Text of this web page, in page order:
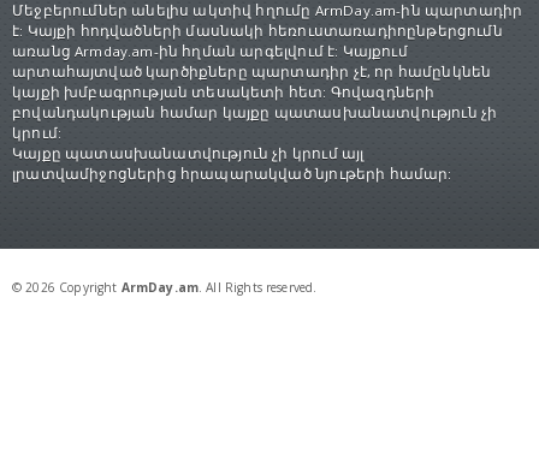
Մեջբերումներ անելիս ակտիվ հղումը ArmDay.am-ին պարտադիր
է: Կայքի հոդվածների մասնակի հեռուստառադիոընթերցումն
առանց Armday.am-ին հղման արգելվում է: Կայքում
արտահայտված կարծիքները պարտադիր չէ, որ համընկնեն
կայքի խմբագրության տեսակետի հետ: Գովազդների
բովանդակության համար կայքը պատասխանատվություն չի
կրում:
Կայքը պատասխանատվություն չի կրում այլ
լրատվամիջոցներից հրապարակված նյութերի համար:
© 2026 Copyright ArmDay.am. All Rights reserved.